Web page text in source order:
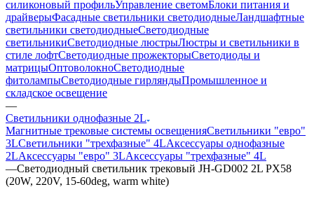
силиконовый профильУправление светомБлоки питания и
драйверыФасадные светильники светодиодныеЛандшафтные
светильники светодиодныеСветодиодные
светильникиСветодиодные люстрыЛюстры и светильники в
стиле лофтСветодиодные прожекторыСветодиоды и
матрицыОптоволокноСветодиодные
фитолампыСветодиодные гирляндыПромышленное и
складское освещение
—
Светильники однофазные 2L
Магнитные трековые системы освещенияСветильники "евро"
3LСветильники "трехфазные" 4LАксессуары однофазные
2LАксессуары "евро" 3LАксессуары "трехфазные" 4L
—Светодиодный светильник трековый JH-GD002 2L PX58
(20W, 220V, 15-60deg, warm white)